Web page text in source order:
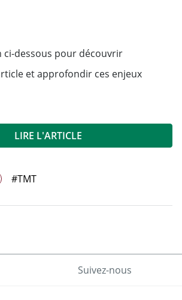
ci-dessous pour découvrir
et approfondir ces enjeux
LIRE L'ARTICLE
#TMT
Suivez-nous